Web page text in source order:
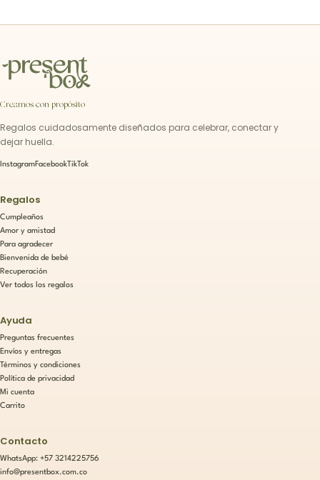
Creamos con propósito
Regalos cuidadosamente diseñados para celebrar, conectar y
dejar huella.
InstagramFacebookTikTok
Regalos
Cumpleaños
Amor y amistad
Para agradecer
Bienvenida de bebé
Recuperación
Ver todos los regalos
Ayuda
Preguntas frecuentes
Envíos y entregas
Términos y condiciones
Política de privacidad
Mi cuenta
Carrito
Contacto
WhatsApp: +57 3214225756
info@presentbox.com.co